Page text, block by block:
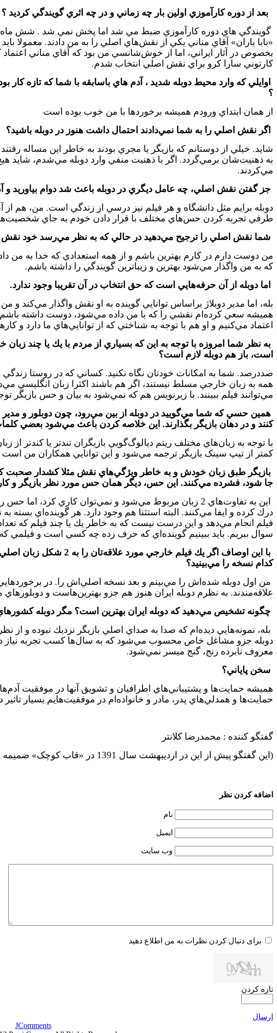
بعد از دوره كارآموزي اولين بار چه زماني و در چه اثري گويندگي كرديد ؟
گويندگي هاي دوره كارآموزي ضبط مي شد اما پخش نمي شد . شش ماه
«بابا باران» آقاي مناني يكي از نقش‌هاي اصلي را به من دادند. معمولا
بخصوص در آثار ايراني، اما از خوش‌شانسي من بود كه آقاي مناني
كارتوني سارا كرو براي نقش اصلي انتخاب شدم.
اوايلي كه وارد محيط دوبله شديد ، آدم هاي باسابقه با شما كه تازه كار
؟
از همان ابتداي ورودم هميشه برخوردها با من خوب بوده است
اگر نقش اصلي را به شما نمي‌دادند احتمال داشت هنوز در دوبله باشيد؟
شايد. خيلي از دوستانم كه بازيگر يا مجري بودند به خاطر اين مساله
به ذهنيت‌شان برمي‌گردد. اگر با ذهنيت منفي وارد دوبله مي‌شدم، شايد
مي‌كردند.
جز گفتن نقش اصلي، چه عامل ديگري در دوبله باعث شد دوام بياوريد و
دوبله برايم مثل دانشگاه و هر فيلم نيز درسي از زندگي است. من، هم
طرفي تجربه كردن حس‌هاي مختلف با قرار دادن خودم به جاي
شما نقش اصلي را ترجيح مي‌دهيد در حالي كه به نظر مي‌رسد خود
من دوست دارم در كارم بهترين باشم و از همه استعدادي كه خدا به من
كه به من واگذار مي‌شود بهترين و زيباترين گويندگي را داشته باشم.
اما دوبله از آن حرفه‌هايي است كه حق انتخاب در آن تقريبا وجود ندارد.
بله، اما مدير دوبلاژ براساس توانايي گوينده به او نقش واگذار
هميشه سعي كرده‌ام نقشي را كه با من داده مي‌شود، دوست داشته باشم.
اعتماد مي‌كنيم و او هم با توجه به شناختي كه از توانايي‌هاي ما دارد و
به نظر شما امروزه با توجه به اين كه بسياري از مردم با يك يا چند
است، باز هم دوبله لازم است؟
صددرصد. شما به امكانات خودتان نگاه نكنيد. كساني كه در روستا زندگي
همه به زبان خارجي مسلط نيستند، اگر هم باشند اكثرا زبان انگليسي
مي‌توانند فيلم ببينند. با زيرنويس هم كه نمي‌شود به بيان و حس بازيگر
كنند و در دهان بازيگر بگذارند. اين خلاصه كردن باعث مي‌شود بعضي
با توجه به زبان‌هاي مختلف ريتم ديالوگ‌گويي بازيگران تندتر يا كندتر از
كمتر از تيپ سينک بازيگر ترجمه مي‌شود و اين توانايي همكاران من
بازيگر طبق زبان خودش و به خاطر ويژگي‌هاي نقش مثلا كشدار صحبت
جا شود، فشرده مي‌كنند. اين حس، ديگر همان حس مورد نظر بازيگر و
اين به تفاوت‌هاي 2 زبان مربوط مي‌شود و نمي‌توان كاري
درك كرده و ايفا مي‌كنند. البته استثنا هم وجود دارد. هر گوينده‌اي بسته
فيلم انجام مي‌دهد و اين درست نيست كه به خاطر يك يا چند فيلم كه
سوال ببريم. بايد ببينيم گوينده‌اي كه حرف زده چه كسي است و
با اين اوصاف اگر يك فيلم
كدام نسخه را مي‌بينيد؟
من اول دوبله شده‌اش را مي‌بينم و بعد نسخه اصلي‌اش را. در برخوردهايي
علاقه‌مندند. به نظرم دوبله ايران هنوز هم جزو بهترين‌هاست و دوبلورهاي
چگونه تشخيص مي‌دهيد كه دوبله ايران بهترين است؟ مگر دوبله كشورهاي
بله، نمونه‌هايي ديده‌ام كه صدا به صداي اصلي بازيگر نزديك نبوده و
دوبله جزو مشاغل خاص محسوب مي‌شود كه به سال‌ها كسب تجربه نياز
معروف نابرده رنج، گنج ميسر نمي‌شود.
سخن پاياني؟
هميشه حمايت‌ها و پشتيباني‌هاي اطرافيان و تشويق آنها در موفقيت
حمايت‌ها و همدلي‌هاي پدر، مادر و خانواده‌ام در موفقيت‌هايم بسيار
گفتگو کننده : محمدرضا کلانتر
(این گفتگو پیش از این در اردیبهشت سال 1391 در «قاب کوچک» ضمیمه روزنامه جام جم منتشر شده است.)
اضافه کردن نظر
نام
ایمیل
وب سایت
برای دنبال کردن نظرات به من اطلاع دهید
تازه کردن
ارسال
JComments